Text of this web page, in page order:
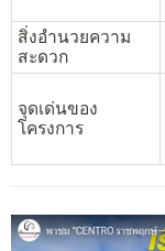
สิ่งอำนวยความ
สะดวก
จุดเด่นของ
โครงการ